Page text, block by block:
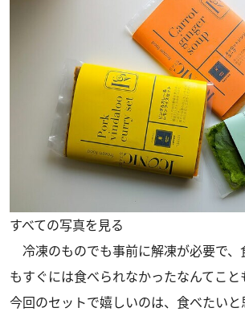
すべての写真を見る
冷凍のものでも事前に解凍が必要で、
もすぐには食べられなかったなんてこと
今回のセットで嬉しいのは、食べたい